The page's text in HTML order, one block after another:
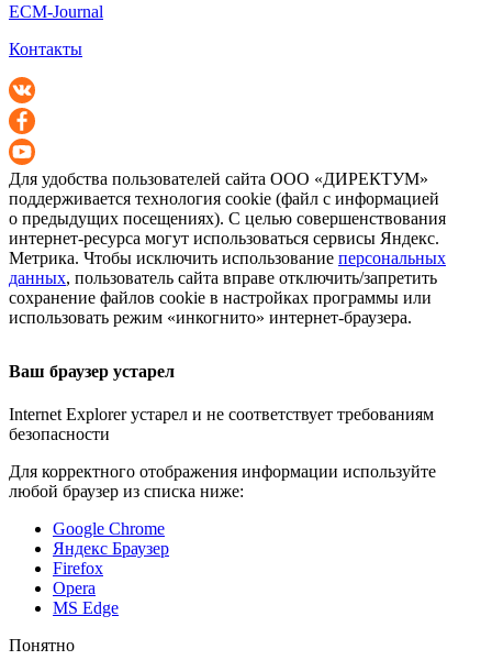
ECM-Journal
Контакты
Для удобства пользователей сайта ООО «ДИРЕКТУМ»
поддерживается технология cookie (файл с информацией
о предыдущих посещениях). С целью совершенствования
интернет-ресурса могут использоваться сервисы Яндекс.
Метрика. Чтобы исключить использование персональных
данных, пользователь сайта вправе отключить/запретить
сохранение файлов cookie в настройках программы или
использовать режим «инкогнито» интернет-браузера.
Ваш браузер устарел
Internet Explorer устарел и не соответствует требованиям
безопасности
Для корректного отображения информации используйте
любой браузер из списка ниже:
Google Chrome
Яндекс Браузер
Firefox
Opera
MS Edge
Понятно